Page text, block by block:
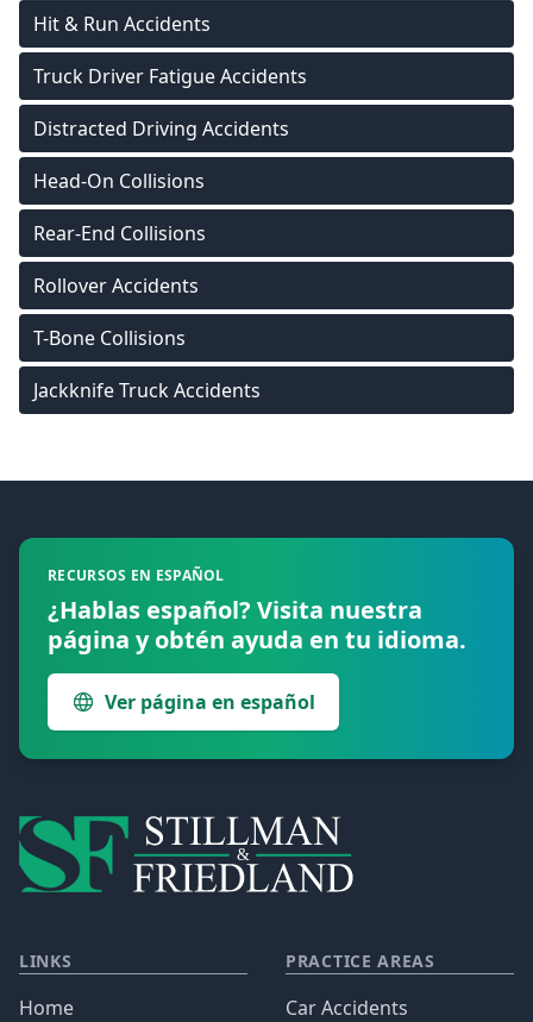
Hit & Run Accidents
Truck Driver Fatigue Accidents
Distracted Driving Accidents
Head-On Collisions
Rear-End Collisions
Rollover Accidents
T-Bone Collisions
Jackknife Truck Accidents
RECURSOS EN ESPAÑOL
¿Hablas español? Visita nuestra
página y obtén ayuda en tu idioma.
Ver página en español
LINKS
Home
PRACTICE AREAS
Car Accidents